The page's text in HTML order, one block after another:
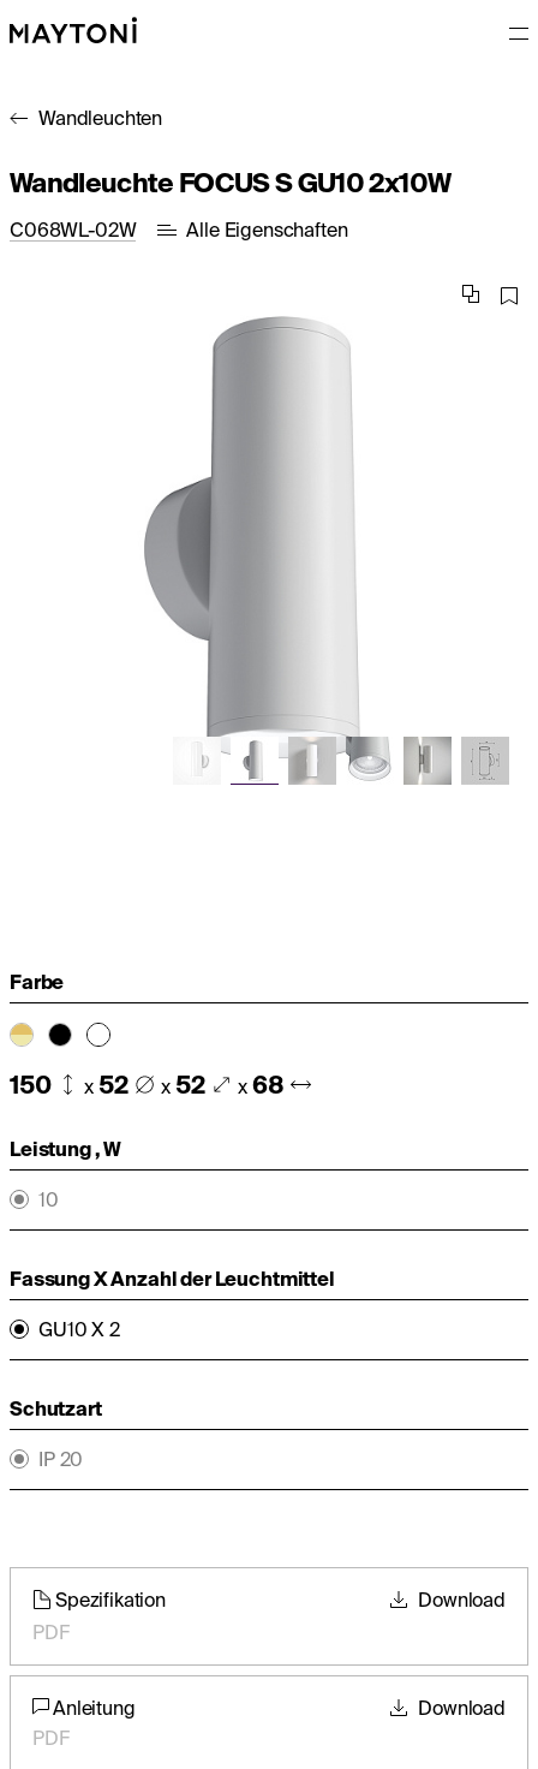
Wandleuchten
Wandleuchte FOCUS S GU10 2x10W
C068WL-02W Alle Eigenschaften
Farbe
150 x 52 x 52 x68
Leistung , W
10
Fassung X Anzahl der Leuchtmittel
GU10 X 2
Schutzart
IP 20
Spezifikation
PDF
Download
Anleitung
PDF
Download